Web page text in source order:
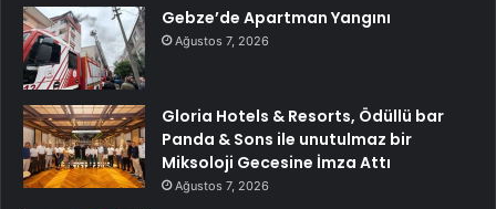
Gebze’de Apartman Yangını
Ağustos 7, 2026
Gloria Hotels & Resorts, Ödüllü bar
Panda & Sons ile unutulmaz bir
Miksoloji Gecesine İmza Attı
Ağustos 7, 2026